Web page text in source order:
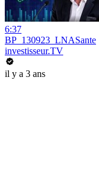
6:37
BP_130923_LNASante
investisseur.TV
il y a 3 ans